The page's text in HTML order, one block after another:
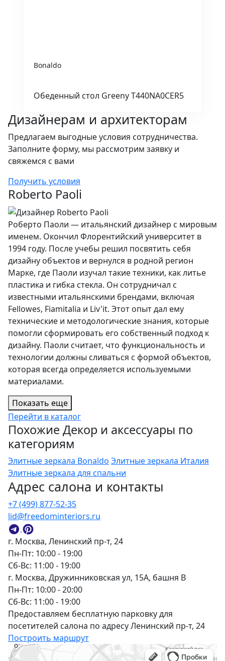
Bonaldo
Обеденный стол Greeny T440NA0CER5
Дизайнерам и архитекторам
Предлагаем выгодные условия сотрудничества.
Заполните форму, мы рассмотрим заявку и
свяжемся с вами
Получить условия
Roberto Paoli
Роберто Паоли — итальянский дизайнер с мировым
именем. Окончил Флорентийский университет в
1994 году. После учебы решил посвятить себя
дизайну объектов и вернулся в родной регион
Марке, где Паоли изучал такие техники, как литье
пластика и гибка стекла. Он сотрудничал с
известными итальянскими брендами, включая
Fellowes, Fiamitalia и Liv'it. Этот опыт дал ему
технические и методологические знания, которые
помогли сформировать его собственный подход к
дизайну. Паоли считает, что функциональность и
технологии должны сливаться с формой объектов,
которая всегда определяется используемыми
материалами.
Показать еще
Перейти в каталог
Похожие Декор и аксессуары по
категориям
Элитные зеркала Bonaldo Элитные зеркала Италия
Элитные зеркала для спальни
Адрес салона и контакты
г. Москва, Ленинский пр-т, 24
Пн-Пт: 10:00 - 19:00
Сб-Вс: 11:00 - 19:00
г. Москва, Дружинниковская ул, 15А, башня В
Пн-Пт: 10:00 - 20:00
Сб-Вс: 11:00 - 19:00
Предоставляем бесплатную парковку для
посетителей салона по адресу Ленинский пр-т, 24
Построить маршрут
+7 (499) 877-52-35
lid@freedominteriors.ru